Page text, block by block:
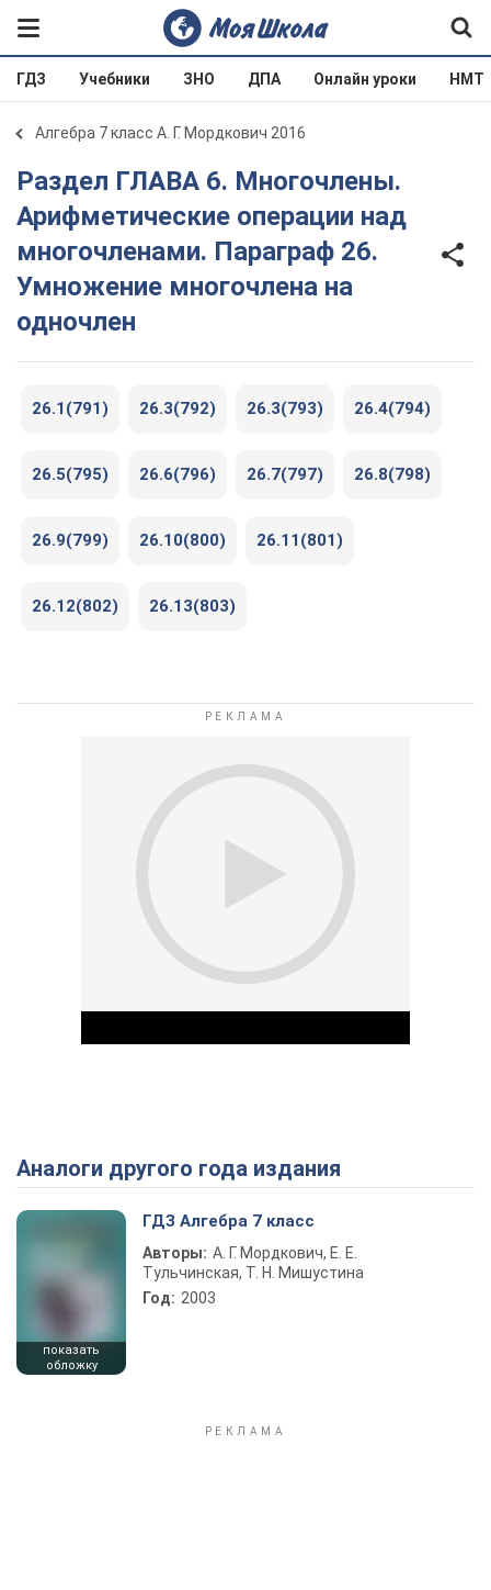
ГДЗ Учебники ЗНО ДПА Онлайн уроки НМТ
Алгебра 7 класс А. Г. Мордкович 2016
Раздел ГЛАВА 6. Многочлены.
Арифметические операции над
многочленами. Параграф 26.
Умножение многочлена на
одночлен
26.1(791) 26.3(792) 26.3(793) 26.4(794)
26.5(795) 26.6(796) 26.7(797) 26.8(798)
26.9(799) 26.10(800) 26.11(801)
26.12(802) 26.13(803)
Play Video
Аналоги другого года издания
показать
обложку
ГДЗ Алгебра 7 класс
Авторы: А. Г. Мордкович, Е. Е.
Тульчинская, Т. Н. Мишустина
Год: 2003